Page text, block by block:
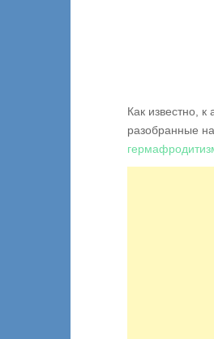
Как известно,
разобранные